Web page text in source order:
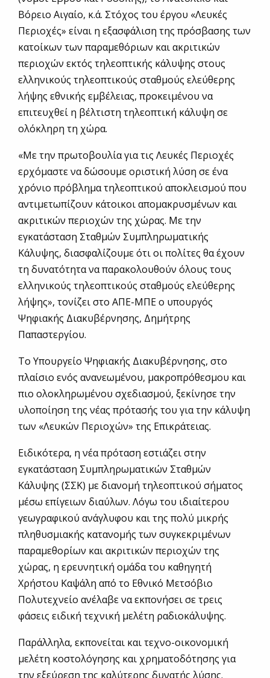
Βόρειο Αιγαίο, κ.ά. Στόχος του έργου «Λευκές
Περιοχές» είναι η εξασφάλιση της πρόσβασης των
κατοίκων των παραμεθόριων και ακριτικών
περιοχών εκτός τηλεοπτικής κάλυψης στους
ελληνικούς τηλεοπτικούς σταθμούς ελεύθερης
λήψης εθνικής εμβέλειας, προκειμένου να
επιτευχθεί η βέλτιστη τηλεοπτική κάλυψη σε
ολόκληρη τη χώρα.
«Με την πρωτοβουλία για τις Λευκές Περιοχές
ερχόμαστε να δώσουμε οριστική λύση σε ένα
χρόνιο πρόβλημα τηλεοπτικού αποκλεισμού που
αντιμετωπίζουν κάτοικοι απομακρυσμένων και
ακριτικών περιοχών της χώρας. Με την
εγκατάσταση Σταθμών Συμπληρωματικής
Κάλυψης, διασφαλίζουμε ότι οι πολίτες θα έχουν
τη δυνατότητα να παρακολουθούν όλους τους
ελληνικούς τηλεοπτικούς σταθμούς ελεύθερης
λήψης», τονίζει στο ΑΠΕ-ΜΠΕ ο υπουργός
Ψηφιακής Διακυβέρνησης, Δημήτρης
Παπαστεργίου.
Το Υπουργείο Ψηφιακής Διακυβέρνησης, στο
πλαίσιο ενός ανανεωμένου, μακροπρόθεσμου και
πιο ολοκληρωμένου σχεδιασμού, ξεκίνησε την
υλοποίηση της νέας πρότασής του για την κάλυψη
των «Λευκών Περιοχών» της Επικράτειας.
Ειδικότερα, η νέα πρόταση εστιάζει στην
εγκατάσταση Συμπληρωματικών Σταθμών
Κάλυψης (ΣΣΚ) με διανομή τηλεοπτικού σήματος
μέσω επίγειων διαύλων. Λόγω του ιδιαίτερου
γεωγραφικού ανάγλυφου και της πολύ μικρής
πληθυσμιακής κατανομής των συγκεκριμένων
παραμεθορίων και ακριτικών περιοχών της
χώρας, η ερευνητική ομάδα του καθηγητή
Χρήστου Καψάλη από το Εθνικό Μετσόβιο
Πολυτεχνείο ανέλαβε να εκπονήσει σε τρεις
φάσεις ειδική τεχνική μελέτη ραδιοκάλυψης.
Παράλληλα, εκπονείται και τεχνο-οικονομική
μελέτη κοστολόγησης και χρηματοδότησης για
την εξεύρεση της καλύτερης δυνατής λύσης.